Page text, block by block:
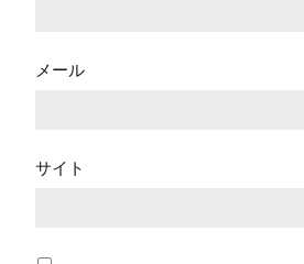
メール
サイト